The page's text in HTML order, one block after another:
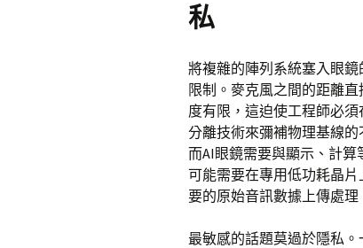
私
將複雜的陣列系統塞入眼
限制。麥克風之間的距離
度有限，這迫使工程師必
分離技術來彌補物理基線
而AI眼鏡需要與顯示、計算
可能需要在專用低功耗晶
要的原始音訊數據上傳處理
最敏感的話題莫過於隱私